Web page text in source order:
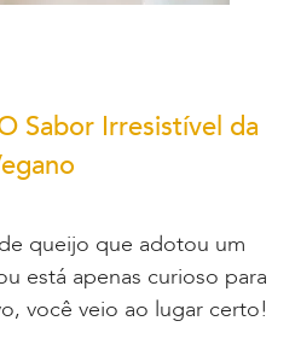
Sabor Irresistível da
queijo que adotou um
está apenas curioso para
você veio ao lugar certo!